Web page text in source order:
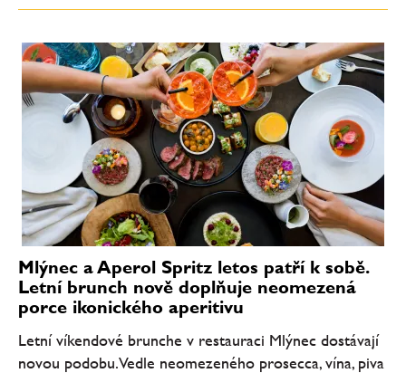
Mlýnec a Aperol Spritz letos patří k sobě.
Letní brunch nově doplňuje neomezená
porce ikonického aperitivu
Letní víkendové brunche v restauraci Mlýnec dostávají
novou podobu. Vedle neomezeného prosecca, vína, piva